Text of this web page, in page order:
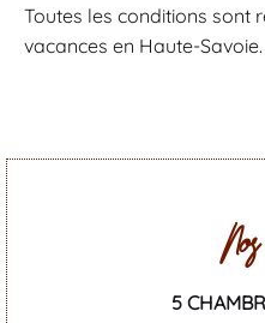
Toutes les conditions sont
vacances en Haute-Savoie.
5